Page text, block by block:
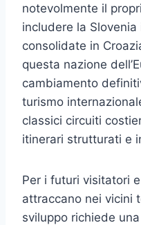
notevolmente il
includere la
consolidate in
questa nazione
cambiamento
turismo
classici circuiti
itinerari strutturati e
Per i futuri visitatori
attraccano nei vicini
sviluppo richiede